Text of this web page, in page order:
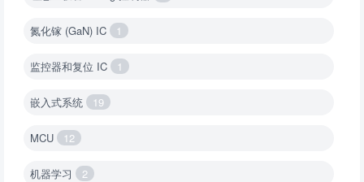
氮化镓 (GaN) IC 1
监控器和复位 IC 1
嵌入式系统 19
MCU 12
机器学习 2